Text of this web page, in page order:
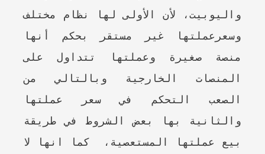
واليوبيت، لأن الأولى لها نظام مختلف
وسعرعملتها غير مستقر بحكم أنها
منصة صغيرة وعملتها تتداول على
المنصات الخارجية وبالتالي من
الصعب التحكم في سعر عملتها
والثانية بها بعض الشروط في طريقة
بيع عملتها المستعصية، كما انها لا